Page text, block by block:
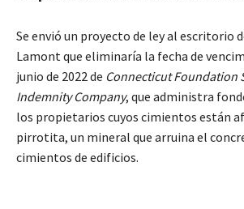
Se envió un proyecto de ley al escritorio
Lamont que eliminaría la fecha de
junio de 2022 de Connecticut Foundation
Indemnity Company, que administra
los propietarios cuyos cimientos están
pirrotita, un mineral que arruina el
cimientos de edificios.